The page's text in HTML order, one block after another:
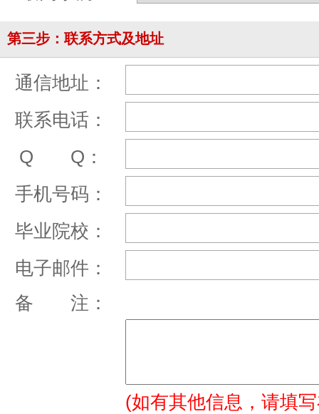
第三步：联系方式及地址
通信地址：
联系电话：
Q Q：
手机号码：
毕业院校：
电子邮件：
备 注：
(如有其他信息，请填